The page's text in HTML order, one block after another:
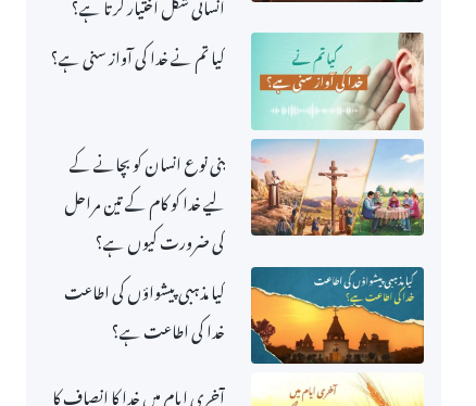
کیا تم نے خدا کی آواز سنی ہے؟
بنی نوع انسان کو بچانے کے
لیے خدا کو کام کے تین مراحل
کی ضرورت کیوں ہے؟
کیا مذہبی پیشواؤں کی اطاعت
خدا کی اطاعت ہے؟
آخری ایام میں خدا کا انصاف کا